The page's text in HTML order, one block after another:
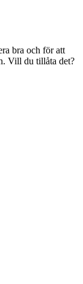
bra och för att
Vill du tillåta det?